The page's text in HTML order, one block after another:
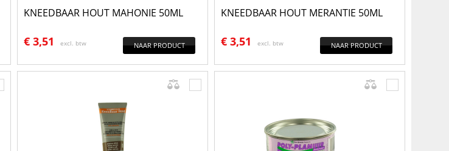
KNEEDBAAR HOUT MAHONIE 50ML
€ 3,51 excl. btw NAAR PRODUCT
KNEEDBAAR HOUT MERANTIE 50ML
€ 3,51 excl. btw NAAR PRODUCT